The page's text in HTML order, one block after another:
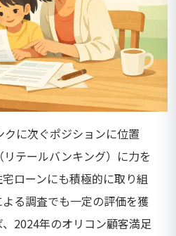
に次ぐポジションに位置
テールバンキング）に力を
ローンにも積極的に取り組
る調査でも一定の評価を獲
2024年のオリコン顧客満足